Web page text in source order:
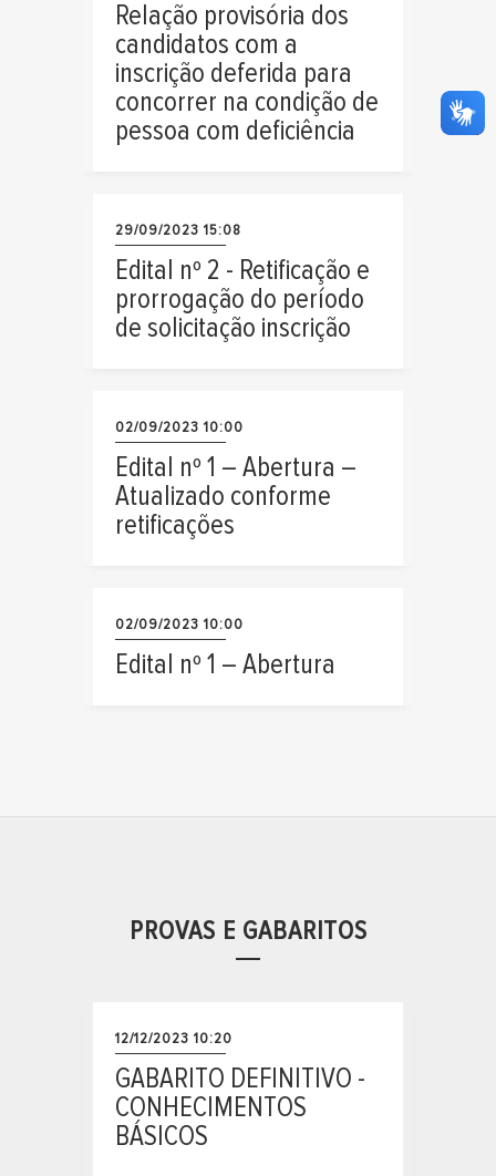
Relação provisória dos
candidatos com a
inscrição deferida para
concorrer na condição de
pessoa com deficiência
29/09/2023 15:08
Edital nº 2 - Retificação e
prorrogação do período
de solicitação inscrição
02/09/2023 10:00
Edital nº 1 – Abertura –
Atualizado conforme
retificações
02/09/2023 10:00
Edital nº 1 – Abertura
PROVAS E GABARITOS
12/12/2023 10:20
GABARITO DEFINITIVO -
CONHECIMENTOS
BÁSICOS